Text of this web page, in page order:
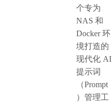
个专为
NAS 和
Docker 环
境打造的
现代化 AI
提示词
（Prompt
）管理工